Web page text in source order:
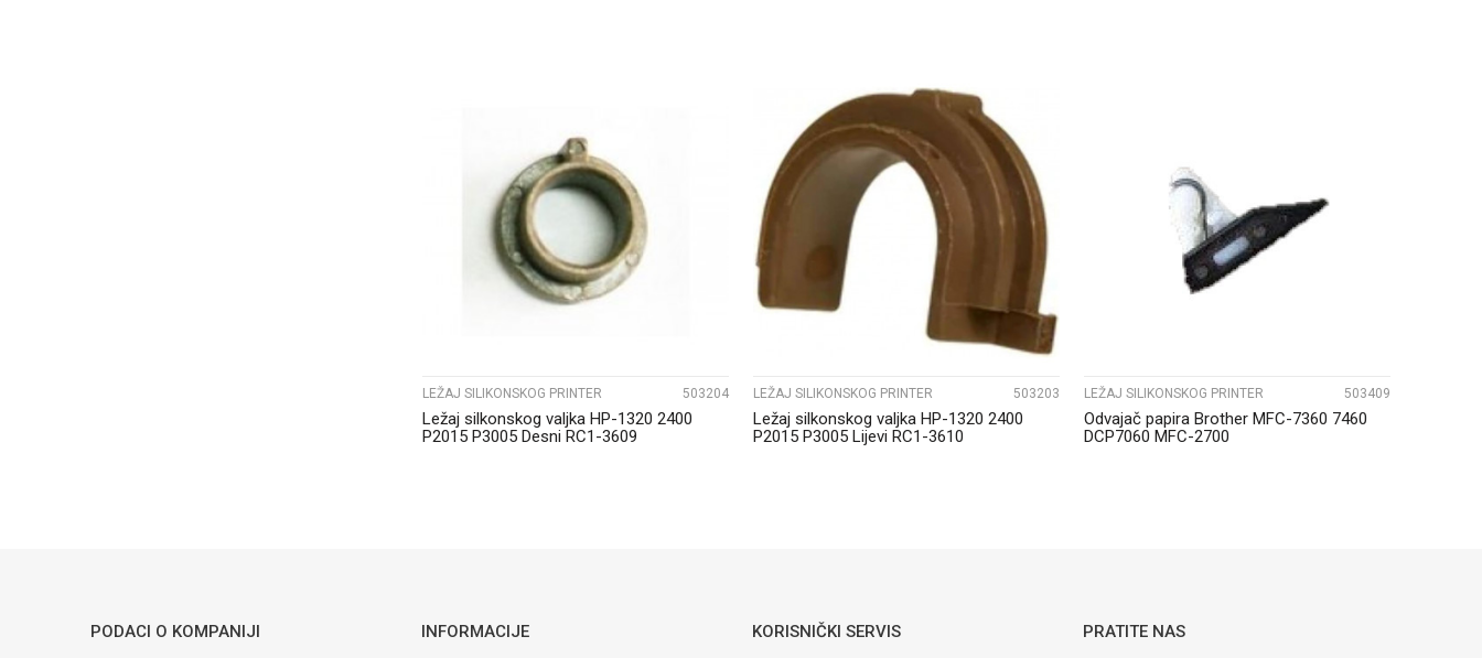
UPOREDI
LEŽAJ SILIKONSKOG PRINTER 503204
Ležaj silkonskog valjka HP-1320 2400
P2015 P3005 Desni RC1-3609
LEŽAJ SILIKONSKOG PRINTER 503203
Ležaj silkonskog valjka HP-1320 2400
P2015 P3005 Lijevi RC1-3610
UPOREDI
LEŽAJ SILIKONSKOG PRINTER 503409
Odvajač papira Brother MFC-7360 7460
DCP7060 MFC-2700
PODACI O KOMPANIJI INFORMACIJE KORISNIČKI SERVIS PRATITE NAS